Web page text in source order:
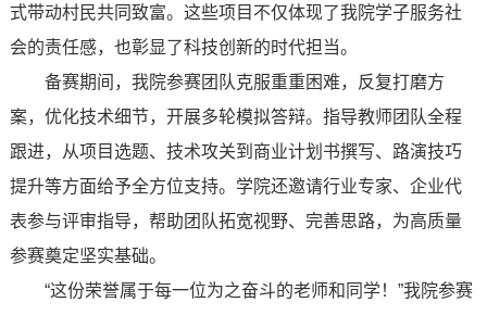
式带动村民共同致富。这些项目不仅体现了我院学子服务社
会的责任感，也彰显了科技创新的时代担当。
备赛期间，我院参赛团队克服重重困难，反复打磨方
案，优化技术细节，开展多轮模拟答辩。指导教师团队全程
跟进，从项目选题、技术攻关到商业计划书撰写、路演技巧
提升等方面给予全方位支持。学院还邀请行业专家、企业代
表参与评审指导，帮助团队拓宽视野、完善思路，为高质量
参赛奠定坚实基础。
“这份荣誉属于每一位为之奋斗的老师和同学！”我院参赛